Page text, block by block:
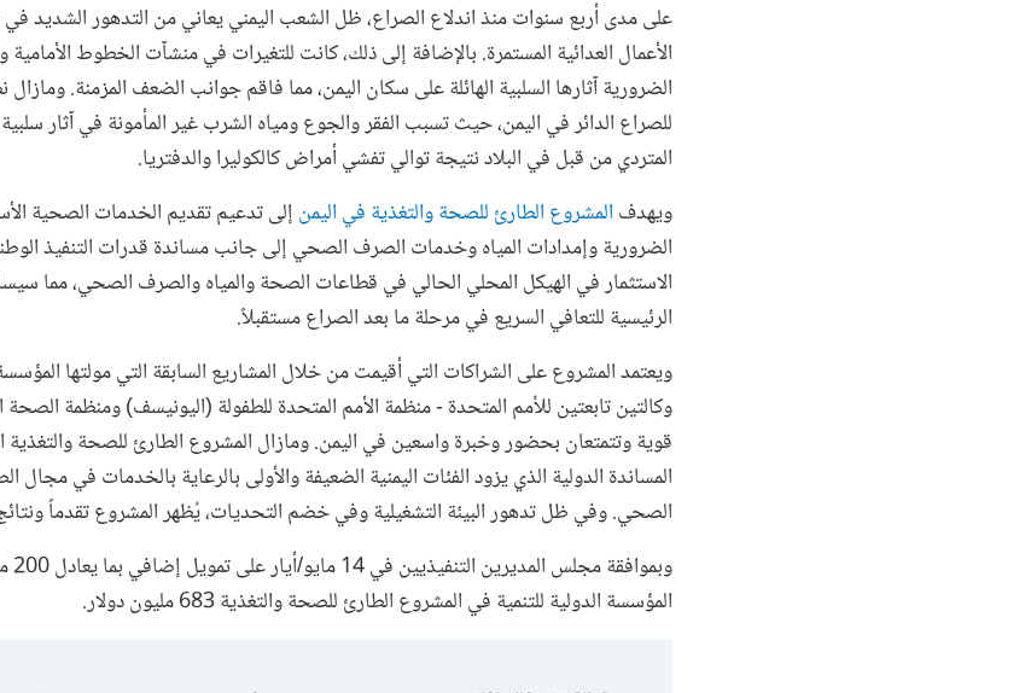
على مدى أربع سنوات منذ اندلاع الصراع، ظل الشعب اليمني يعاني من التدهور الشديد في
الأعمال العدائية المستمرة. بالإضافة إلى ذلك، كانت للتغيرات في منشآت الخطوط الأمامية
الضرورية آثارها السلبية الهائلة على سكان اليمن، مما فاقم جوانب الضعف المزمنة.
للصراع الدائر في اليمن، حيث تسبب الفقر والجوع ومياه الشرب غير المأمونة في آثار
المتردي من قبل في البلاد نتيجة توالي تفشي أمراض كالكوليرا والدفتريا.
ويهدف المشروع الطارئ للصحة والتغذية في اليمن إلى تدعيم تقديم الخدمات الصحية
الضرورية وإمدادات المياه وخدمات الصرف الصحي إلى جانب مساندة قدرات التنفيذ
الاستثمار في الهيكل المحلي الحالي في قطاعات الصحة والمياه والصرف الصحي، مما
الرئيسية للتعافي السريع في مرحلة ما بعد الصراع مستقبلاً.
ويعتمد المشروع على الشراكات التي أقيمت من خلال المشاريع السابقة التي مولتها المؤسسة
وكالتين تابعتين للأمم المتحدة - منظمة الأمم المتحدة للطفولة (اليونيسف) ومنظمة الصحة
قوية وتتمتعان بحضور وخبرة واسعين في اليمن. ومازال المشروع الطارئ للصحة والتغذية
المساندة الدولية الذي يزود الفئات اليمنية الضعيفة والأولى بالرعاية بالخدمات في مجال
الصحي. وفي ظل تدهور البيئة التشغيلية وفي خضم التحديات، يُظهر المشروع تقدماً
المؤسسة الدولية للتنمية في المشروع الطارئ للصحة والتغذية 683 مليون دولار.